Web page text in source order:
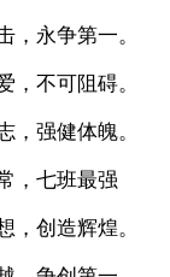
永争第一。
不可阻碍。
强健体魄。
，七班最强
创造辉煌。